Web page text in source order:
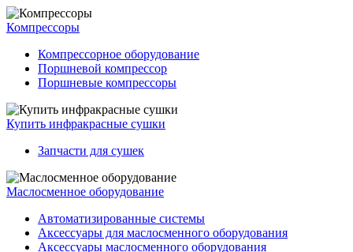
Компрессоры
Компрессорное оборудование
Поршневой компрессор
Поршневые компрессоры
Купить инфракрасные сушки
Запчасти для сушек
Маслосменное оборудование
Автоматизированные системы
Аксессуары для маслосменного оборудования
Аксессуары маслосменного оборудования